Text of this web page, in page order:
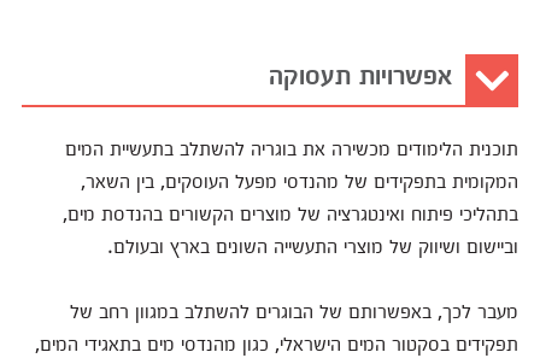
אפשרויות תעסוקה
תוכנית הלימודים מכשירה את בוגריה להשתלב בתעשיית המים
המקומית בתפקידים של מהנדסי מפעל העוסקים, בין השאר,
בתהליכי פיתוח ואינטגרציה של מוצרים הקשורים בהנדסת מים,
וביישום ושיווק של מוצרי התעשייה השונים בארץ ובעולם.
מעבר לכך, באפשרותם של הבוגרים להשתלב במגוון רחב של
תפקידים בסקטור המים הישראלי, כגון מהנדסי מים בתאגידי המים,